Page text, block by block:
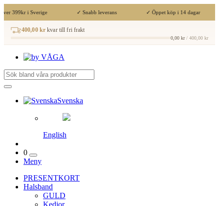
399kr i Sverige ✓ Snabb leverans ✓ Öppet köp i 14 dagar
400,00 kr kvar till fri frakt
0,00 kr/ 400,00 kr
Svenska
English
0
Meny
PRESENTKORT
Halsband
GULD
Kedjor